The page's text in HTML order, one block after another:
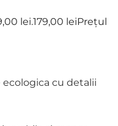
lei.179,00 leiPrețul